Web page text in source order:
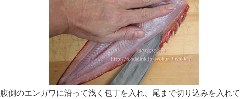
腹側のエンガワに沿って浅く包丁を入れ、尾まで切り込みを入れて